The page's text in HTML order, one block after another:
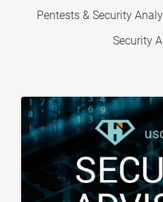
Pentests & Security
Security